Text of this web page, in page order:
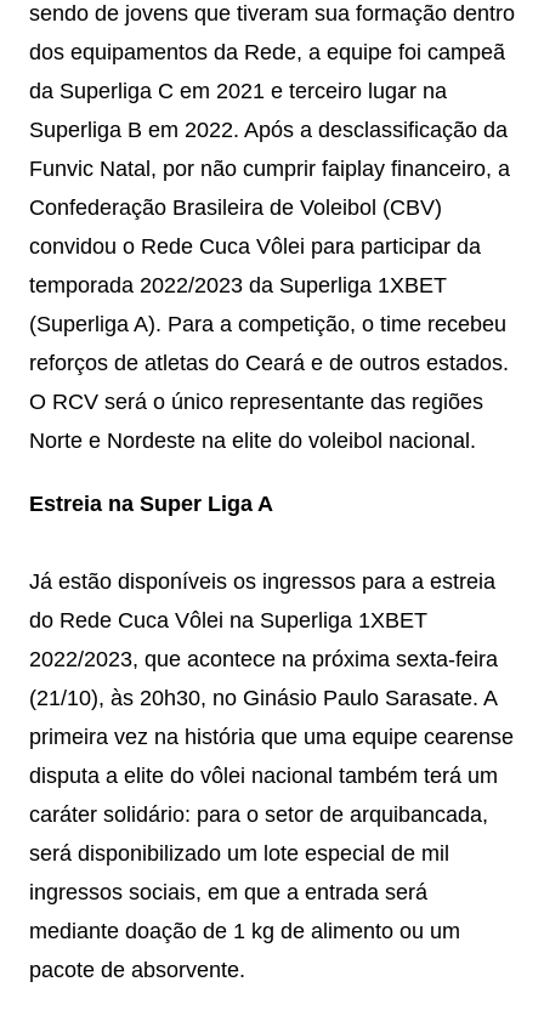
sendo de jovens que tiveram sua formação dentro
dos equipamentos da Rede, a equipe foi campeã
da Superliga C em 2021 e terceiro lugar na
Superliga B em 2022. Após a desclassificação da
Funvic Natal, por não cumprir faiplay financeiro, a
Confederação Brasileira de Voleibol (CBV)
convidou o Rede Cuca Vôlei para participar da
temporada 2022/2023 da Superliga 1XBET
(Superliga A). Para a competição, o time recebeu
reforços de atletas do Ceará e de outros estados.
O RCV será o único representante das regiões
Norte e Nordeste na elite do voleibol nacional.
Estreia na Super Liga A
Já estão disponíveis os ingressos para a estreia
do Rede Cuca Vôlei na Superliga 1XBET
2022/2023, que acontece na próxima sexta-feira
(21/10), às 20h30, no Ginásio Paulo Sarasate. A
primeira vez na história que uma equipe cearense
disputa a elite do vôlei nacional também terá um
caráter solidário: para o setor de arquibancada,
será disponibilizado um lote especial de mil
ingressos sociais, em que a entrada será
mediante doação de 1 kg de alimento ou um
pacote de absorvente.